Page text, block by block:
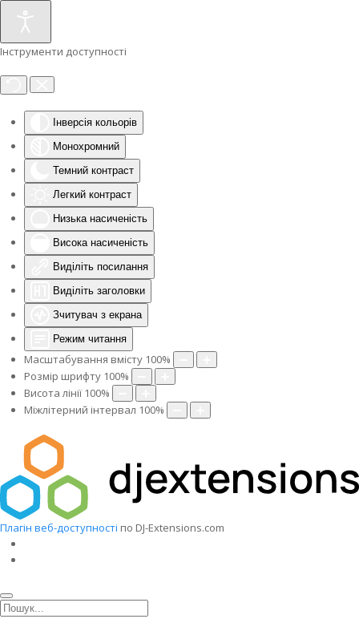
Інструменти доступності
Інверсія кольорів
Монохромний
Темний контраст
Легкий контраст
Низька насиченість
Висока насиченість
Виділіть посилання
Виділіть заголовки
Зчитувач з екрана
Режим читання
Масштабування вмісту 100%
Розмір шрифту 100%
Висота лінії 100%
Міжлітерний інтервал 100%
Плагін веб-доступності по DJ-Extensions.com